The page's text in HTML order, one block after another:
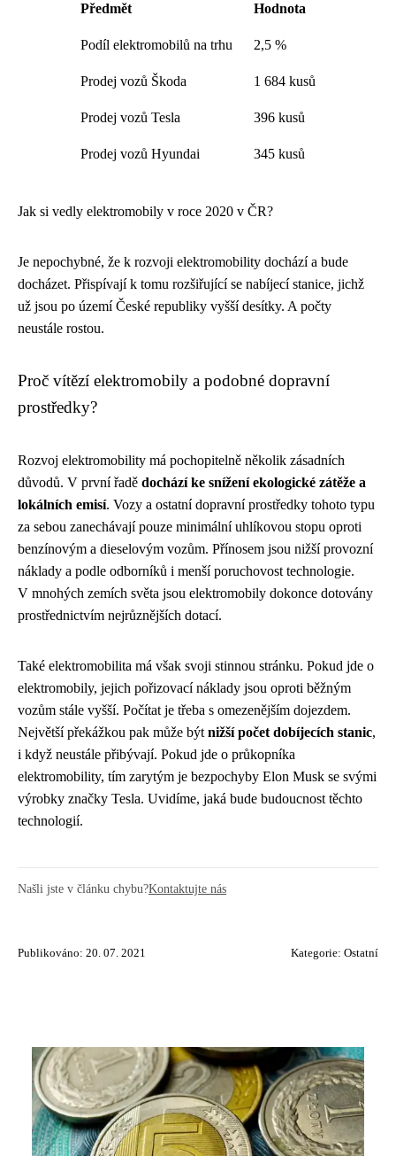
Předmět Hodnota
Podíl elektromobilů na trhu 2,5 %
Prodej vozů Škoda 1 684 kusů
Prodej vozů Tesla 396 kusů
Prodej vozů Hyundai 345 kusů
Jak si vedly elektromobily v roce 2020 v ČR?
Je nepochybné, že k rozvoji elektromobility dochází a bude
docházet. Přispívají k tomu rozšiřující se nabíjecí stanice, jichž
už jsou po území České republiky vyšší desítky. A počty
neustále rostou.
Proč vítězí elektromobily a podobné dopravní
prostředky?
Rozvoj elektromobility má pochopitelně několik zásadních
důvodů. V první řadě dochází ke snížení ekologické zátěže a
lokálních emisí. Vozy a ostatní dopravní prostředky tohoto typu
za sebou zanechávají pouze minimální uhlíkovou stopu oproti
benzínovým a dieselovým vozům. Přínosem jsou nižší provozní
náklady a podle odborníků i menší poruchovost technologie.
V mnohých zemích světa jsou elektromobily dokonce dotovány
prostřednictvím nejrůznějších dotací.
Také elektromobilita má však svoji stinnou stránku. Pokud jde o
elektromobily, jejich pořizovací náklady jsou oproti běžným
vozům stále vyšší. Počítat je třeba s omezenějším dojezdem.
Největší překážkou pak může být nižší počet dobíjecích stanic,
i když neustále přibývají. Pokud jde o průkopníka
elektromobility, tím zarytým je bezpochyby Elon Musk se svými
výrobky značky Tesla. Uvidíme, jaká bude budoucnost těchto
technologií.
Našli jste v článku chybu?Kontaktujte nás
Publikováno: 20. 07. 2021 Kategorie: Ostatní